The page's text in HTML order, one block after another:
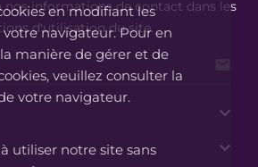
en modifiant les
navigateur. Pour en
manière de gérer et de
veuillez consulter la
votre navigateur.
utiliser notre site sans
nos informations de contact dans les
d'utilisation du site.

